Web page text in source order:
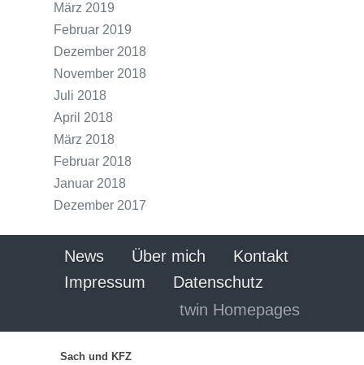
März 2019
Februar 2019
Dezember 2018
November 2018
Juli 2018
April 2018
März 2018
Februar 2018
Januar 2018
Dezember 2017
News Über mich
Kontakt
Impressum
Datenschutz
twin Homepages
Sach und KFZ